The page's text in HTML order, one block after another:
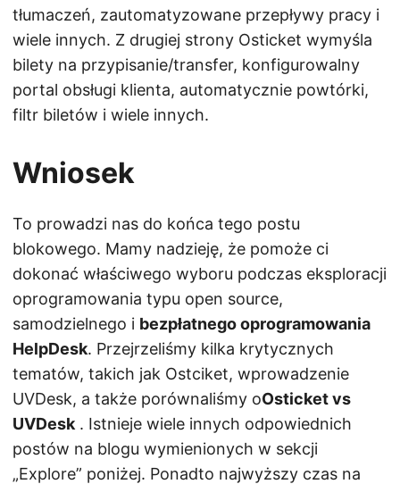
tłumaczeń, zautomatyzowane przepływy pracy i
wiele innych. Z drugiej strony Osticket wymyśla
bilety na przypisanie/transfer, konfigurowalny
portal obsługi klienta, automatycznie powtórki,
filtr biletów i wiele innych.
Wniosek
To prowadzi nas do końca tego postu
blokowego. Mamy nadzieję, że pomoże ci
dokonać właściwego wyboru podczas eksploracji
oprogramowania typu open source,
samodzielnego i bezpłatnego oprogramowania
HelpDesk. Przejrzeliśmy kilka krytycznych
tematów, takich jak Ostciket, wprowadzenie
UVDesk, a także porównaliśmy oOsticket vs
UVDesk . Istnieje wiele innych odpowiednich
postów na blogu wymienionych w sekcji
„Explore” poniżej. Ponadto najwyższy czas na